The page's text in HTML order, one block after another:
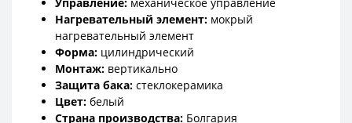
Нагревательный элемент: мокрый
нагревательный элемент
Форма: цилиндрический
Монтаж: вертикально
Защита бака: стеклокерамика
Цвет: белый
Страна производства: Болгария